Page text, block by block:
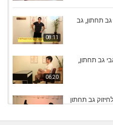
08:11
תחתון, גב
06:20
גב תחתון,
גב תחתון